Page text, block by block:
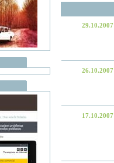
29.10.2007
26.10.2007
17.10.2007